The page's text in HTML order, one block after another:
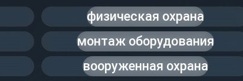
вооруженная охрана
физическая охрана
монтаж оборудования